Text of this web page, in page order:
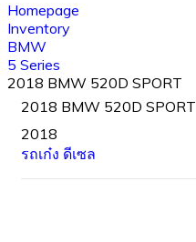
Homepage
Inventory
BMW
5 Series
2018 BMW 520D SPORT
2018 BMW 520D SPORT
2018
รถเก๋ง ดีเซล